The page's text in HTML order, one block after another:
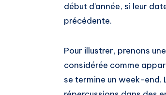
début d’année, si leur
précédente.
Pour illustrer, prenons
considérée comme
se termine un week-end.